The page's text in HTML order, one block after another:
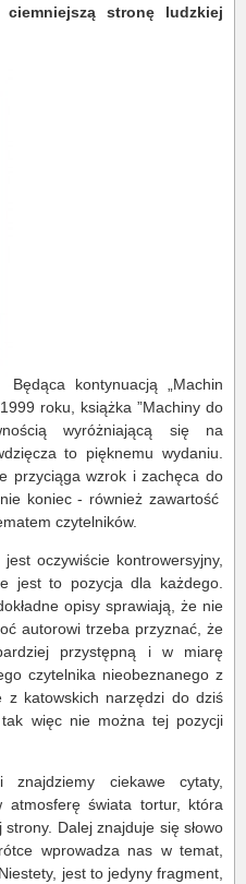
ciemniejszą stronę ludzkiej
Będąca kontynuacją „Machin
roku, książka ”Machiny do
wyróżniającą się na
to pięknemu wydaniu.
przyciąga wzrok i zachęca do
koniec - również zawartość
czytelników.
oczywiście kontrowersyjny,
jest to pozycja dla każdego.
opisy sprawiają, że nie
autorowi trzeba przyznać, że
przystępną i w miarę
czytelnika nieobeznanego z
z katowskich narzędzi do dziś
więc nie można tej pozycji
ciekawe cytaty,
świata tortur, która
Dalej znajduje się słowo
wprowadza nas w temat,
jest to jedyny fragment,